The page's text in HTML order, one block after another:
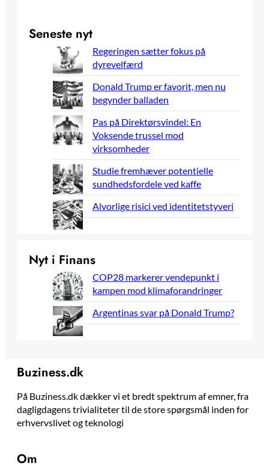
Seneste nyt
Regeringen sætter fokus på
dyrevelfærd
Donald Trump er favorit, men nu
begynder balladen
Pas på Direktørsvindel: En
Voksende trussel mod
virksomheder
Studie fremhæver potentielle
sundhedsfordele ved kaffe
Alvorlige risici ved identitetstyveri
Nyt i Finans
COP28 markerer vendepunkt i
kampen mod klimaforandringer
Argentinas svar på Donald Trump?
Buziness.dk
På Buziness.dk dækker vi et bredt spektrum af emner, fra
dagligdagens trivialiteter til de store spørgsmål inden for
erhvervslivet og teknologi
Om